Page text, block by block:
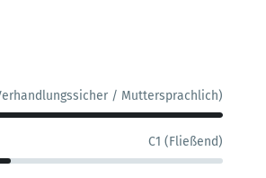
/ Muttersprachlich)
C1 (Fließend)